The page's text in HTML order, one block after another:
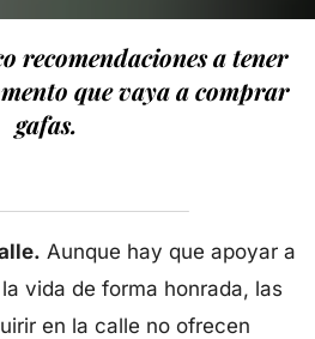
recomendaciones a tener
que vaya a comprar
gafas.
Aunque hay que apoyar a
vida de forma honrada, las
en la calle no ofrecen